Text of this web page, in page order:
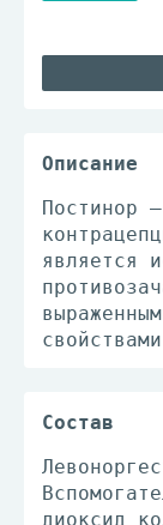
Описание
Постинор
является
Состав
диоксид